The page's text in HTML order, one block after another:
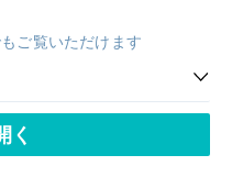
ご覧いただけます
く